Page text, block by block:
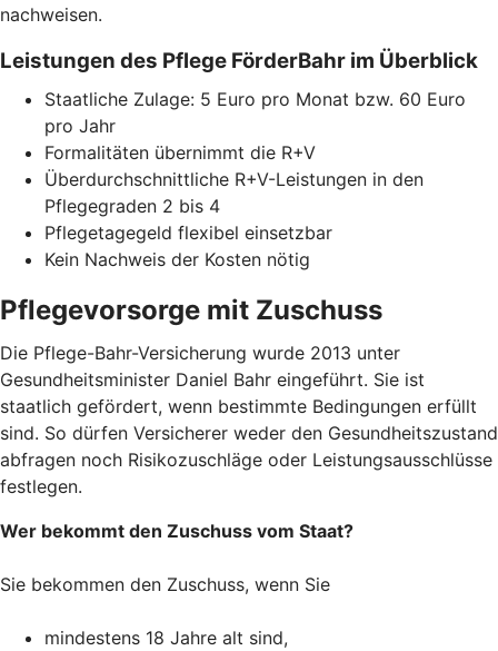
nachweisen.
Leistungen des Pflege FörderBahr im Überblick
Staatliche Zulage: 5 Euro pro Monat bzw. 60 Euro
pro Jahr
Formalitäten übernimmt die R+V
Überdurchschnittliche R+V-Leistungen in den
Pflegegraden 2 bis 4
Pflegetagegeld flexibel einsetzbar
Kein Nachweis der Kosten nötig
Pflegevorsorge mit Zuschuss
Die Pflege-Bahr-Versicherung wurde 2013 unter
Gesundheitsminister Daniel Bahr eingeführt. Sie ist
staatlich gefördert, wenn bestimmte Bedingungen erfüllt
sind. So dürfen Versicherer weder den Gesundheitszustand
abfragen noch Risikozuschläge oder Leistungsausschlüsse
festlegen.
Wer bekommt den Zuschuss vom Staat?
Sie bekommen den Zuschuss, wenn Sie
mindestens 18 Jahre alt sind,